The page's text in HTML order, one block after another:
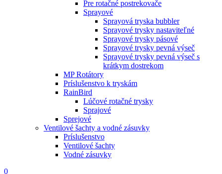
Pre rotačné postrekovače
Sprayové
Sprayová tryska bubbler
Sprayové trysky nastaviteľné
Sprayové trysky pásové
Sprayové trysky pevná výseč
Sprayové trysky pevná výseč s
krátkym dostrekom
MP Rotátory
Príslušenstvo k tryskám
RainBird
Lúčové rotačné trysky
Sprajové
Sprejové
Ventilové šachty a vodné zásuvky
Príslušenstvo
Ventilové šachty
Vodné zásuvky
0